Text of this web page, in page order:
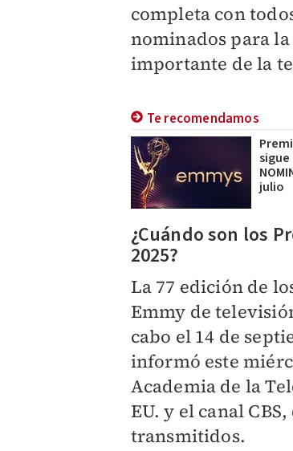
completa con
nominados para
importante de la
Te recomendamos
sigue
julio
¿Cuándo son los
2025?
La 77 edición de
Emmy de
cabo el 14 de
informó este
Academia de la
EU. y el canal
transmitidos.